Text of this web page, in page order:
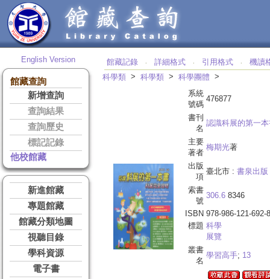
English Version
館藏查詢
新增查詢
查詢結果
查詢歷史
標記記錄
他校館藏
新進館藏
專題館藏
館藏分類地圖
視聽目錄
學科資源
電子書
館藏記錄 ‧ 詳細格式 ‧ 引用格式 ‧
機讀
科學類 > 科學類 > 科學團體 >
系統
號碼
476877
書刊
名
認識科展的第一
主要
著者
梅期光著
出版
項
臺北市 : 書泉出版
索書
號
306.6 8346
ISBN 978-986-121-692-8
標題 科學
展覽
叢書
名
學習高手; 13